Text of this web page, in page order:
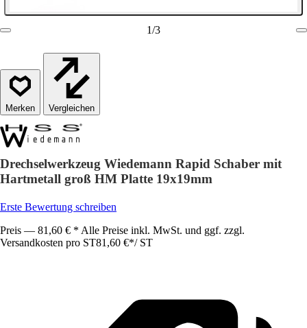
1/3
Vergleichen
Drechselwerkzeug Wiedemann Rapid Schaber mit
Hartmetall groß HM Platte 19x19mm
Erste Bewertung schreiben
Preis — 81,60 € * Alle Preise inkl. MwSt. und ggf. zzgl.
Versandkosten pro ST81,60 €*/ ST